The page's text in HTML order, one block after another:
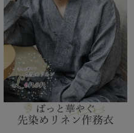
レッチ 起毛/フランネル
貨 カタログギフト
ーブ